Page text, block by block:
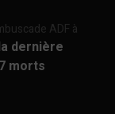
ADF à
dernière
morts